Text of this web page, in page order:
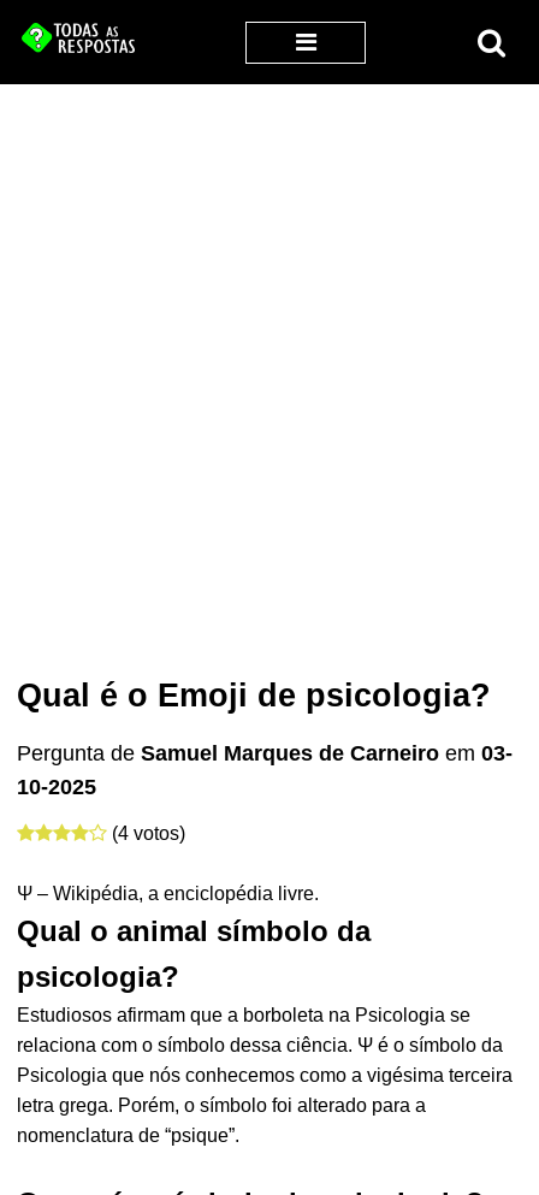
Qual é o Emoji de psicologia?
Pergunta deSamuel Marques de Carneiro em03-
10-2025
(4 votos)
Ψ – Wikipédia, a enciclopédia livre.
Qual o animal símbolo da
psicologia?
Estudiosos afirmam que a borboleta na Psicologia se
relaciona com o símbolo dessa ciência. Ψ é o símbolo da
Psicologia que nós conhecemos como a vigésima terceira
letra grega. Porém, o símbolo foi alterado para a
nomenclatura de “psique”.